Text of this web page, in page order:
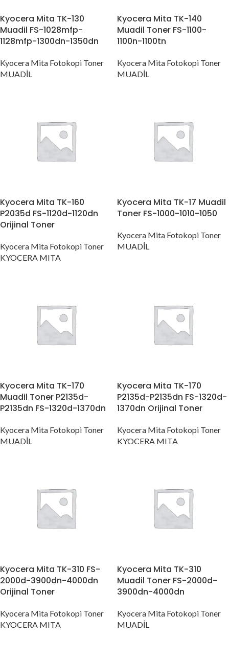
Kyocera Mita TK-130
Muadil FS-1028mfp-
1128mfp-1300dn-1350dn
Kyocera Mita Fotokopi Toner
MUADİL
Kyocera Mita TK-140
Muadil Toner FS-1100-
1100n-1100tn
Kyocera Mita Fotokopi Toner
MUADİL
Kyocera Mita TK-160
P2035d FS-1120d-1120dn
Orijinal Toner
Kyocera Mita Fotokopi Toner
KYOCERA MITA
Kyocera Mita TK-17 Muadil
Toner FS-1000-1010-1050
Kyocera Mita Fotokopi Toner
MUADİL
Kyocera Mita TK-170
Muadil Toner P2135d-
P2135dn FS-1320d-1370dn
Kyocera Mita Fotokopi Toner
MUADİL
Kyocera Mita TK-170
P2135d-P2135dn FS-1320d-
1370dn Orijinal Toner
Kyocera Mita Fotokopi Toner
KYOCERA MITA
Kyocera Mita TK-310 FS-
2000d-3900dn-4000dn
Orijinal Toner
Kyocera Mita Fotokopi Toner
KYOCERA MITA
Kyocera Mita TK-310
Muadil Toner FS-2000d-
3900dn-4000dn
Kyocera Mita Fotokopi Toner
MUADİL